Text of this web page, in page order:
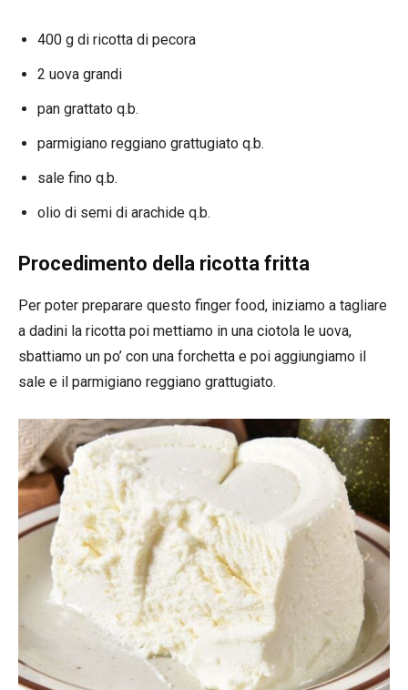
400 g di ricotta di pecora
2 uova grandi
pan grattato q.b.
parmigiano reggiano grattugiato q.b.
sale fino q.b.
olio di semi di arachide q.b.
Procedimento della ricotta fritta
Per poter preparare questo finger food, iniziamo a tagliare
a dadini la ricotta poi mettiamo in una ciotola le uova,
sbattiamo un po’ con una forchetta e poi aggiungiamo il
sale e il parmigiano reggiano grattugiato.